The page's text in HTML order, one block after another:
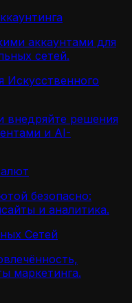
аккаунтами для
сетей.
Искусственного
внедряйте решения
и AI-
безопасно:
и аналитика.
Сетей
маркетинга.